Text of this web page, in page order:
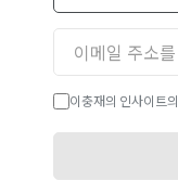
이충재의 인사이트의